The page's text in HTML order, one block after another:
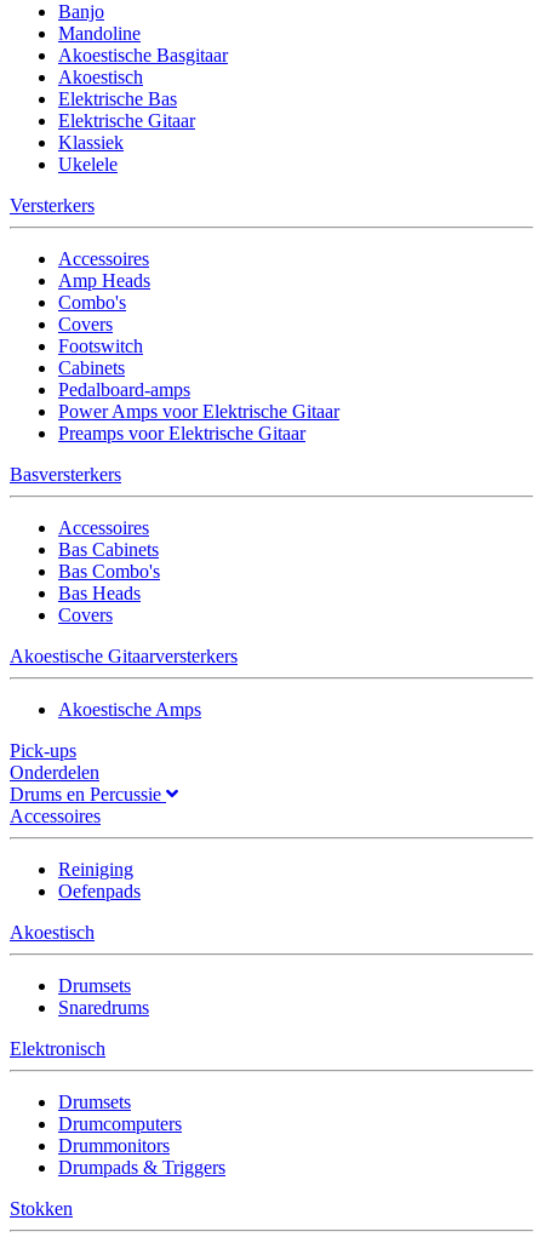
Banjo
Mandoline
Akoestische Basgitaar
Akoestisch
Elektrische Bas
Elektrische Gitaar
Klassiek
Ukelele
Versterkers
Accessoires
Amp Heads
Combo's
Covers
Footswitch
Cabinets
Pedalboard-amps
Power Amps voor Elektrische Gitaar
Preamps voor Elektrische Gitaar
Basversterkers
Accessoires
Bas Cabinets
Bas Combo's
Bas Heads
Covers
Akoestische Gitaarversterkers
Akoestische Amps
Pick-ups
Onderdelen
Drums en Percussie
Accessoires
Reiniging
Oefenpads
Akoestisch
Drumsets
Snaredrums
Elektronisch
Drumsets
Drumcomputers
Drummonitors
Drumpads & Triggers
Stokken